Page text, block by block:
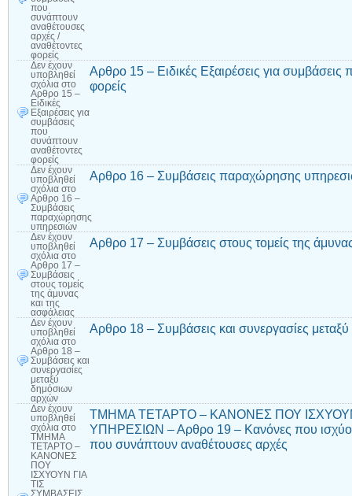
που
συνάπτουν
αναθέτουσες
αρχές /
αναθέτοντες
φορείς
Δεν έχουν
υποβληθεί
σχόλια στο
Αρθρο 15 –
Ειδικές
Εξαιρέσεις για
συμβάσεις
που
συνάπτουν
αναθέτοντες
φορείς
Αρθρο 15 – Ειδικές Εξαιρέσεις για
φορείς
Δεν έχουν
υποβληθεί
σχόλια στο
Αρθρο 16 –
Συμβάσεις
παραχώρησης
υπηρεσιών
Αρθρο 16 – Συμβάσεις παραχώρησης
Δεν έχουν
υποβληθεί
σχόλια στο
Αρθρο 17 –
Συμβάσεις
στους τομείς
της άμυνας
και της
ασφάλειας
Αρθρο 17 – Συμβάσεις στους τομείς της
Δεν έχουν
υποβληθεί
σχόλια στο
Αρθρο 18 –
Συμβάσεις και
συνεργασίες
μεταξύ
δημόσιων
αρχών
Αρθρο 18 – Συμβάσεις και συνεργασίες
Δεν έχουν
υποβληθεί
σχόλια στο
ΤΜΗΜΑ
ΤΕΤΑΡΤΟ –
ΚΑΝΟΝΕΣ
ΠΟΥ
ΙΣΧΥΟΥΝ ΓΙΑ
ΤΙΣ
ΣΥΜΒΑΣΕΙΣ
ΤΜΗΜΑ ΤΕΤΑΡΤΟ – ΚΑΝΟΝΕΣ ΠΟΥ ΙΣΧΥΟΥΝ
ΥΠΗΡΕΣΙΩΝ – Αρθρο 19 – Κανόνες που
που συνάπτουν αναθέτουσες αρχές